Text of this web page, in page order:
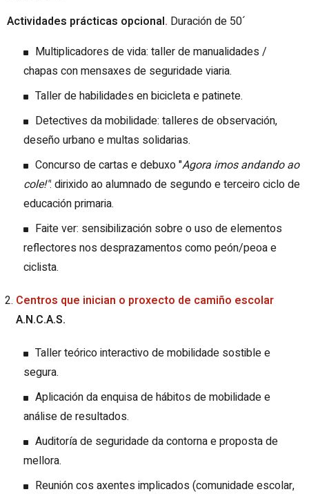
Actividades prácticas opcional. Duración de 50´
Multiplicadores de vida: taller de manualidades /
chapas con mensaxes de seguridade viaria.
Taller de habilidades en bicicleta e patinete.
Detectives da mobilidade: talleres de observación,
deseño urbano e multas solidarias.
Concurso de cartas e debuxo "Agora imos andando ao
cole!": dirixido ao alumnado de segundo e terceiro ciclo de
educación primaria.
Faite ver: sensibilización sobre o uso de elementos
reflectores nos desprazamentos como peón/peoa e
ciclista.
Centros que inician o proxecto de camiño escolar
A.N.C.A.S.
Taller teórico interactivo de mobilidade sostible e
segura.
Aplicación da enquisa de hábitos de mobilidade e
análise de resultados.
Auditoría de seguridade da contorna e proposta de
mellora.
Reunión cos axentes implicados (comunidade escolar,